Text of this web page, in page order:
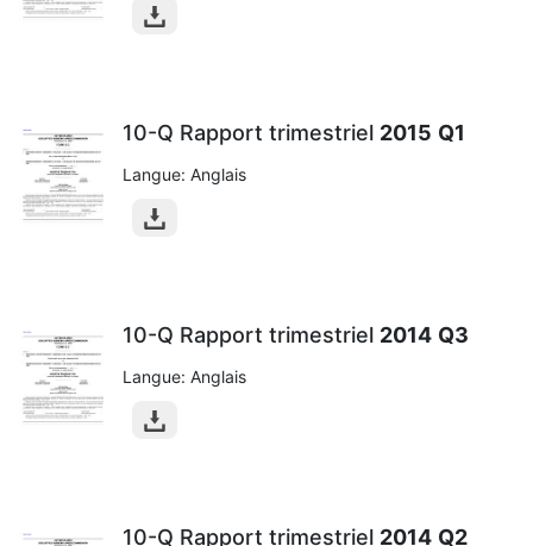
10-Q Rapport trimestriel 2015 Q1
Langue: Anglais
10-Q Rapport trimestriel 2014 Q3
Langue: Anglais
10-Q Rapport trimestriel 2014 Q2